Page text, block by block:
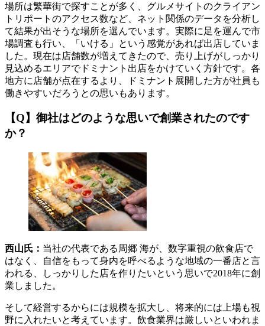
場所は繁華街で探すことが多く、グルメサイトのクライアン
トリポートのアクセス数など、ネット関係のデータを分析し
て結果が出そうな場所を選んでいます。実際に足を運んで市
場調査も行い、「いける」という感覚があれば出店していま
した。現在は店舗数が増えてきたので、売り上げがしっかり
見込めるエリアでドミナント出店をかけていく方針です。各
地方に店舗が点在するより、ドミナント展開した方が社員も
働きやすいだろうとの思いもあります。
【Q】御社はどのような思いで創業されたのです
か？
西山氏： 当社の代表である周郷 海が、数字重視の飲食店で
はなく、自信をもって身内を呼べるような地域の一番店と言
われる、しっかりした店を作りたいという思いで2018年に創
業しました。
そして経営するからには規模を拡大し、将来的には上場も視
野に入れたいと考えています。飲食業界は厳しいといわれま